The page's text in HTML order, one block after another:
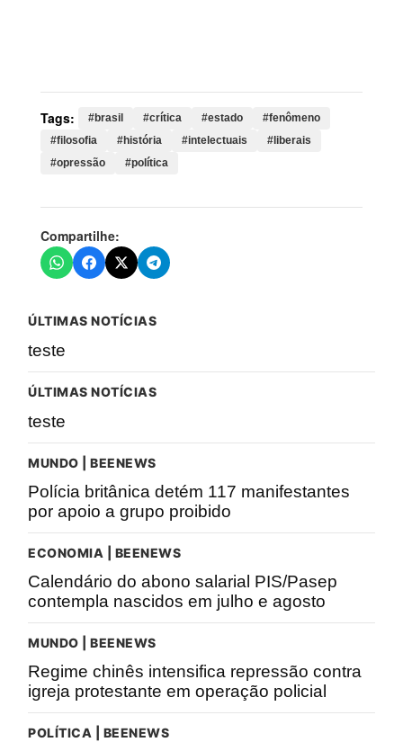
Tags: #brasil #crítica #estado
#fenômeno
#filosofia
#história #intelectuais
#liberais
#opressão
#política
Compartilhe:
ÚLTIMAS NOTÍCIAS
teste
ÚLTIMAS NOTÍCIAS
teste
MUNDO | BEENEWS
Polícia britânica detém 117 manifestantes
por apoio a grupo proibido
ECONOMIA | BEENEWS
Calendário do abono salarial PIS/Pasep
contempla nascidos em julho e agosto
MUNDO | BEENEWS
Regime chinês intensifica repressão contra
igreja protestante em operação policial
POLÍTICA | BEENEWS